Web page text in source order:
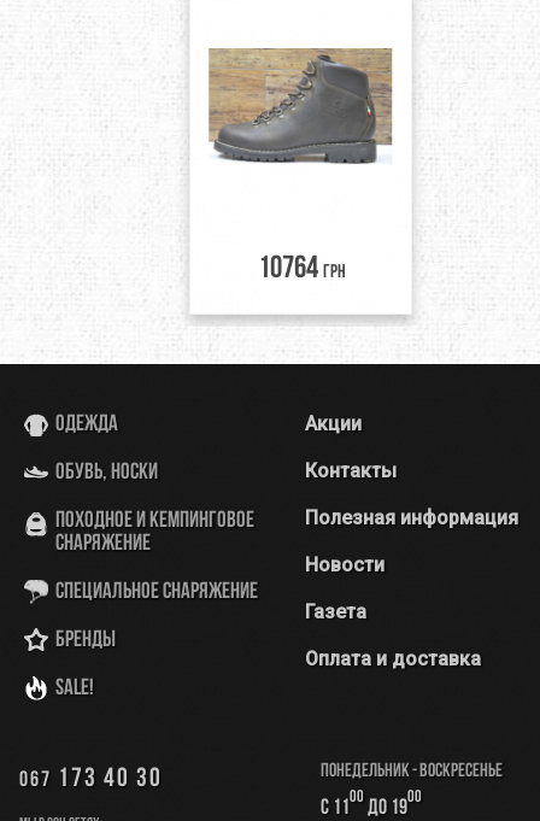
10764 грн
Одежда
Обувь, носки
Походное и кемпинговое
снаряжение
Специальное снаряжение
Бренды
SALE!
Акции
Контакты
Полезная информация
Новости
Газета
Оплата и доставка
067 173 40 30 Понедельник - Воскресенье
с 11 00 до 1900